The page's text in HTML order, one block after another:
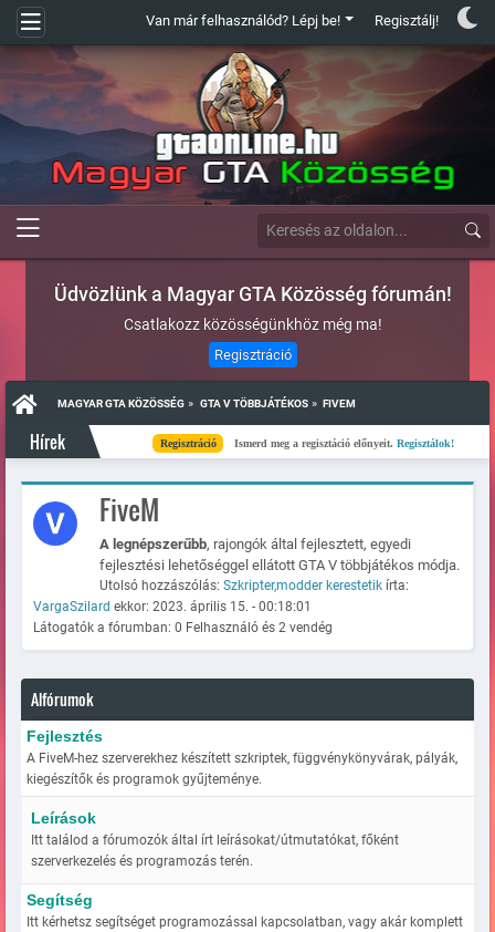
Van már felhasználód? Lépj be! Regisztálj!
Üdvözlünk a Magyar GTA Közösség fórumán!
Csatlakozz közösségünkhöz még ma!
Regisztráció
MAGYAR GTA KÖZÖSSÉG » GTA V TÖBBJÁTÉKOS » FIVEM
Hírek Regisztráció Ismerd meg a regisztáció előnyeit.Regisztálok!
FiveM
A legnépszerűbb, rajongók által fejlesztett, egyedi
fejlesztési lehetőséggel ellátott GTA V többjátékos módja.
Utolsó hozzászólás: Szkripter,modder kerestetik írta:
VargaSzilard ekkor: 2023. április 15. - 00:18:01
Látogatók a fórumban: 0 Felhasználó és 2 vendég
Alfórumok
Fejlesztés
A FiveM-hez szerverekhez készített szkriptek, függvénykönyvárak, pályák,
kiegészítők és programok gyűjteménye.
Leírások
Itt találod a fórumozók által írt leírásokat/útmutatókat, főként
szerverkezelés és programozás terén.
Segítség
Itt kérhetsz segítséget programozással kapcsolatban, vagy akár komplett